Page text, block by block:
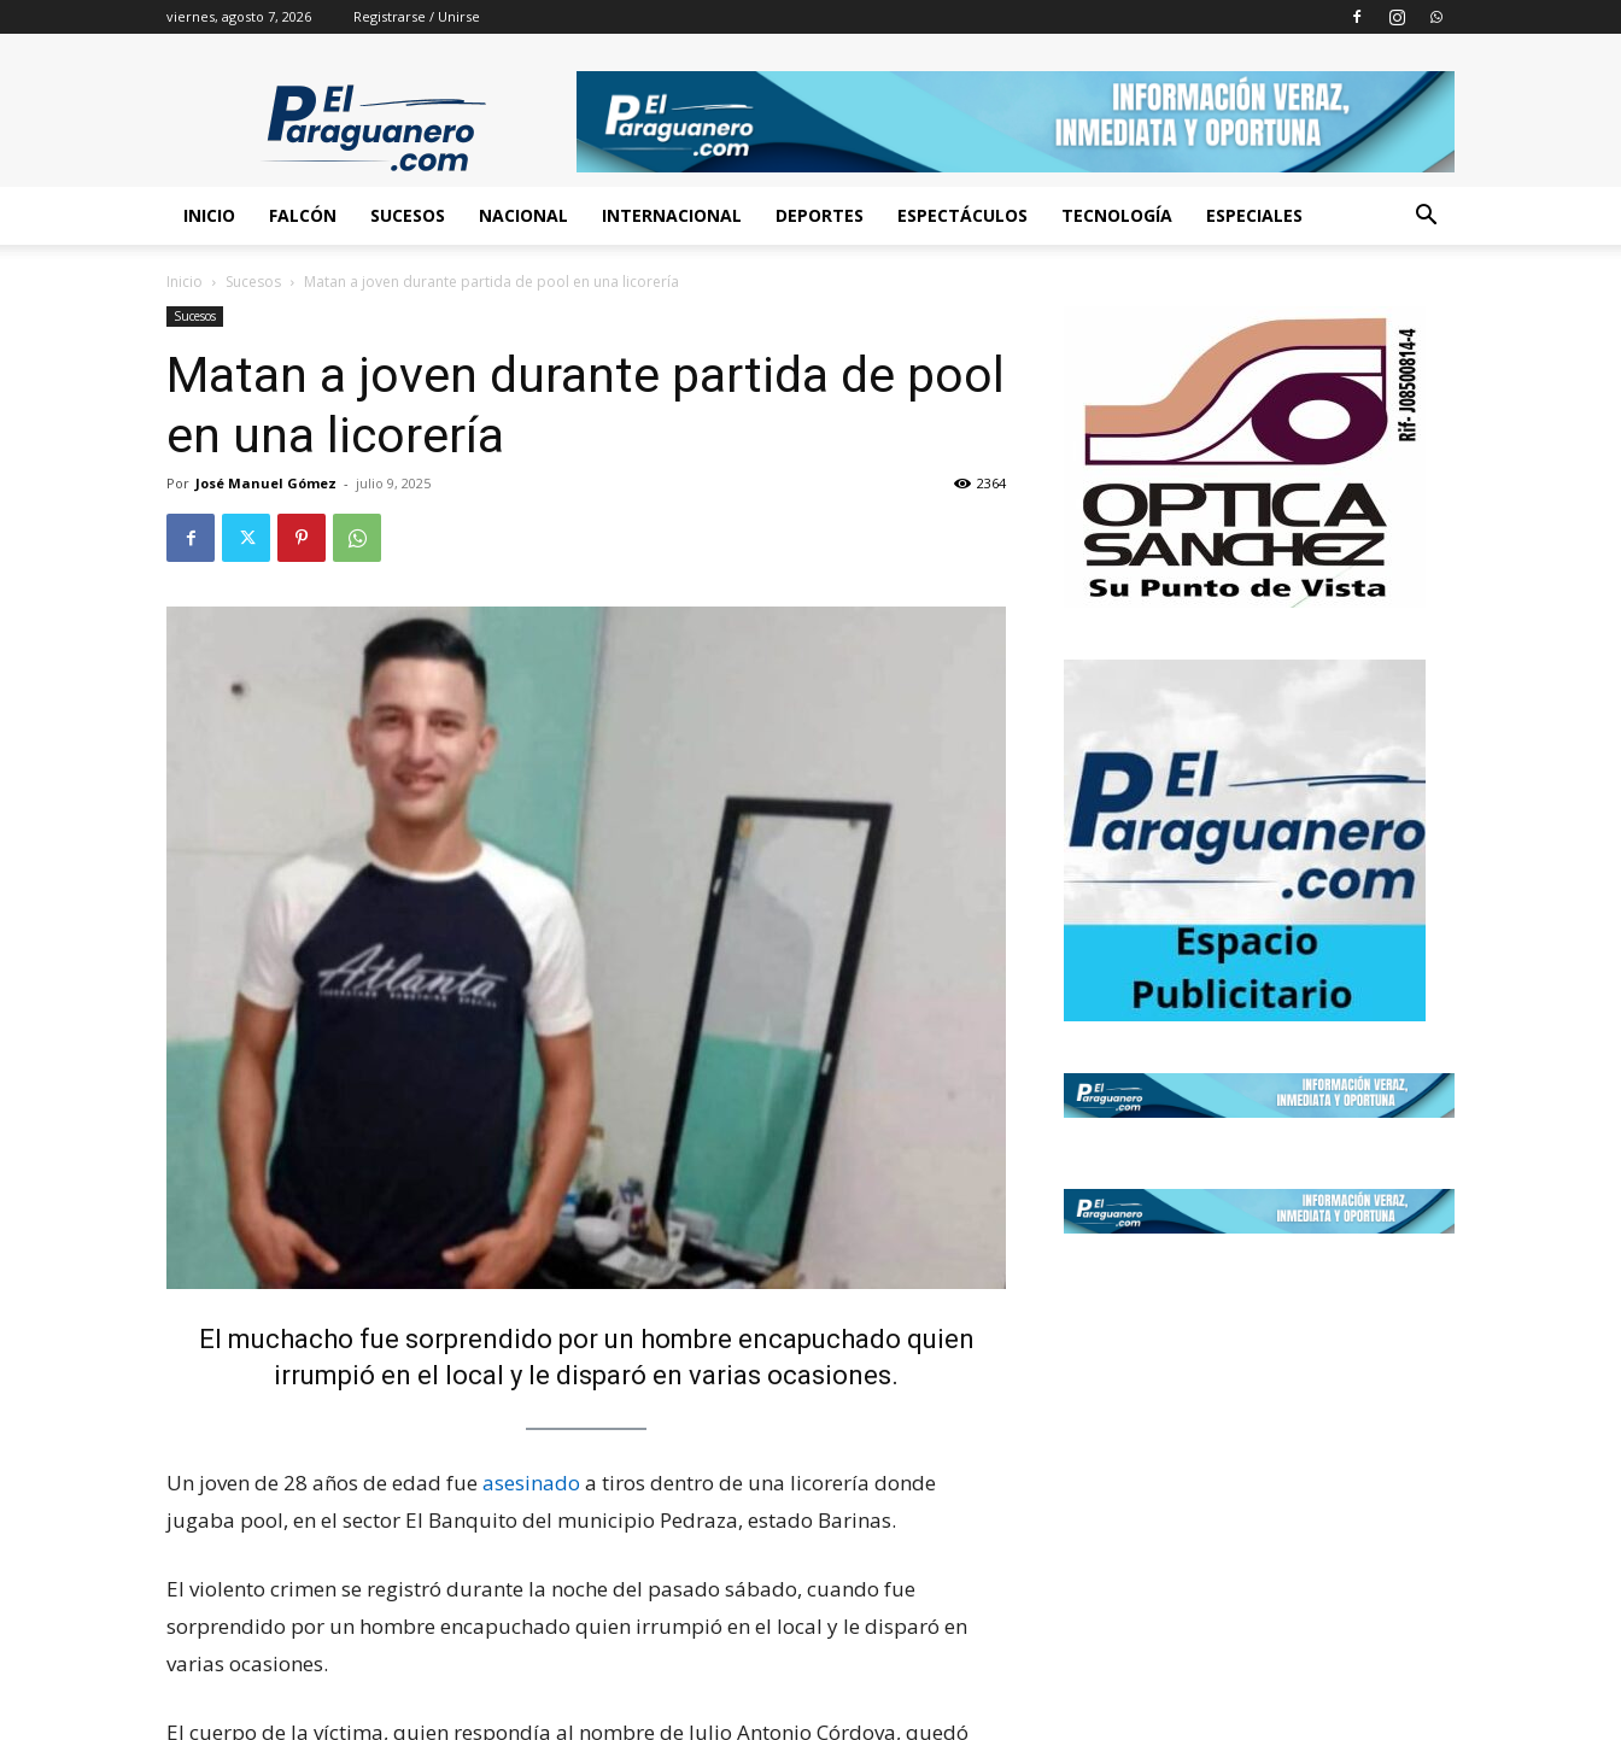
viernes, agosto 7, 2026 Registrarse / Unirse
INICIO FALCÓN SUCESOS NACIONAL INTERNACIONAL DEPORTES ESPECTÁCULOS TECNOLOGÍA ESPECIALES
Inicio Sucesos Matan a joven durante partida de pool en una licorería
Sucesos
Matan a joven durante partida de pool
en una licorería
Por José Manuel Gómez - julio 9, 2025 2364
El muchacho fue sorprendido por un hombre encapuchado quien
irrumpió en el local y le disparó en varias ocasiones.
Un joven de 28 años de edad fueasesinado a tiros dentro de una licorería donde
jugaba pool, en el sector El Banquito del municipio Pedraza, estado Barinas.
El violento crimen se registró durante la noche del pasado sábado, cuando fue
sorprendido por un hombre encapuchado quien irrumpió en el local y le disparó en
varias ocasiones.
El cuerpo de la víctima, quien respondía al nombre de Julio Antonio Córdova, quedó